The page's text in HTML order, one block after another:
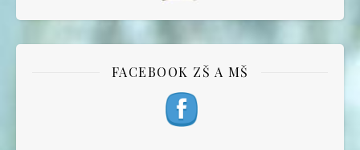
FACEBOOK ZŠ A MŠ